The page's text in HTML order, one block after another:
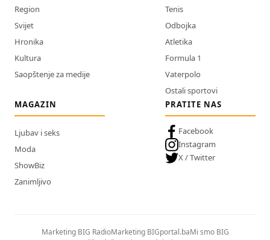
Region
Svijet
Hronika
Kultura
Saopštenje za medije
Tenis
Odbojka
Atletika
Formula 1
Vaterpolo
Ostali sportovi
MAGAZIN
Ljubav i seks
Moda
ShowBiz
Zanimljivo
PRATITE NAS
Facebook
Instagram
X / Twitter
Marketing BIG RadioMarketing BIGportal.baMi smo BIG